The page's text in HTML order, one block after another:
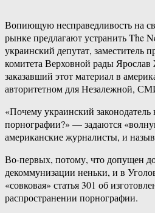
Вопиющую несправедливость на
рынке предлагают устранить The
украинский депутат, заместитель
комитета Верховной рады Ярослав
заказавший этот материал в
авторитетном для Незалежной,
«Почему украинский законодатель
порнографии?» — задаются
американские журналисты, и
Во-первых, потому, что допущен
декоммунизации неньки, и в
«совковая» статья 301 об
распространении порнографии.